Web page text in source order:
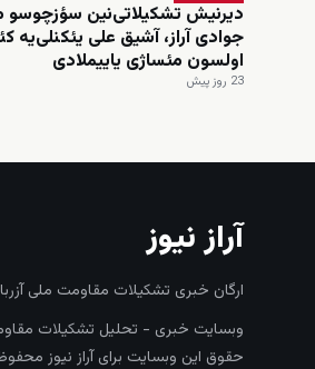
دیرنیش تشکیلاتی‌نین سؤزچوسو
جوادی آراز، آشیق علی
اولسون مئساژی یاییملادی
23 روز پیش
آراز نیوز
ارگان خبری تشکیلات مقاومت ملی
وبسایت خبری - تحلیل تشکیلات
حقوق این وبسایت برای آراز نیوز